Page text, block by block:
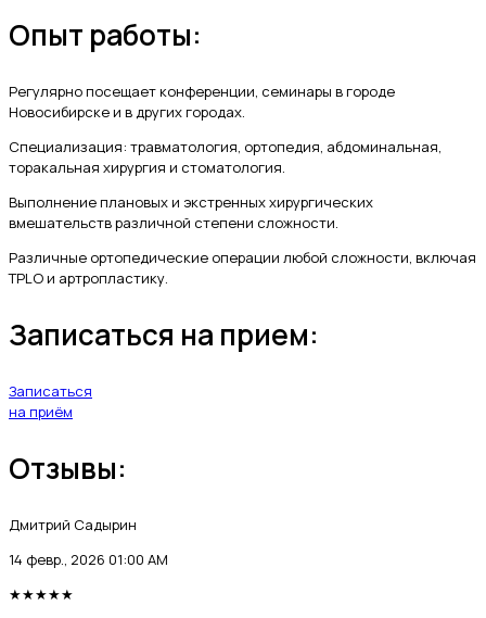
Опыт работы:
Регулярно посещает конференции, семинары в городе
Новосибирске и в других городах.
Специализация: травматология, ортопедия, абдоминальная,
торакальная хирургия и стоматология.
Выполнение плановых и экстренных хирургических
вмешательств различной степени сложности.
Различные ортопедические операции любой сложности, включая
TPLO и артропластику.
Записаться на прием:
Записаться
на приём
Отзывы:
Дмитрий Садырин
14 февр., 2026 01:00 AM
★★★★★